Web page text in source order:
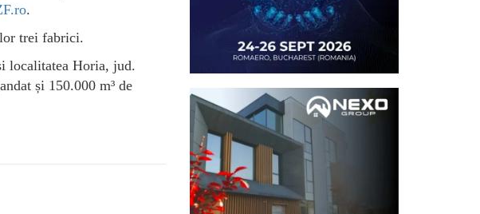
.
trei fabrici.
localitatea Horia, jud.
și 150.000 m³ de